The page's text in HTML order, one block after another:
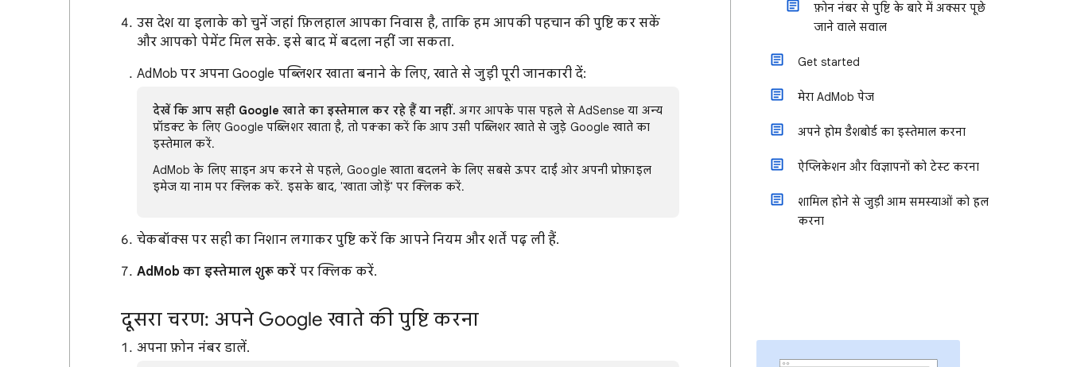
उस देश या इलाके को चुनें जहां फ़िलहाल आपका निवास है, ताकि हम आपकी पहचान की पुष्टि कर सकें
और आपको पेमेंट मिल सके. इसे बाद में बदला नहीं जा सकता.
AdMob पर अपना Google पब्लिशर खाता बनाने के लिए, खाते से जुड़ी पूरी जानकारी दें:
देखें कि आप सही Google खाते का इस्तेमाल कर रहे हैं या नहीं.अगर आपके पास पहले से AdSense या अन्य
प्रॉडक्ट के लिए Google पब्लिशर खाता है, तो पक्का करें कि आप उसी पब्लिशर खाते से जुड़े Google खाते का
इस्तेमाल करें.
AdMob के लिए साइन अप करने से पहले, Google खाता बदलने के लिए सबसे ऊपर दाईं ओर अपनी प्रोफ़ाइल
इमेज या नाम पर क्लिक करें. इसके बाद, 'खाता जोड़ें' पर क्लिक करें.
चेकबॉक्स पर सही का निशान लगाकर पुष्टि करें कि आपने नियम और शर्तें पढ़ ली हैं.
AdMob का इस्तेमाल शुरू करें पर क्लिक करें.
दूसरा चरण: अपने Google खाते की पुष्टि करना
अपना फ़ोन नंबर डालें.
फ़ोन नंबर से पुष्टि के बारे में अक्सर पूछे
जाने वाले सवाल
Get started
मेरा AdMob पेज
अपने होम डैशबोर्ड का इस्तेमाल करना
ऐप्लिकेशन और विज्ञापनों को टेस्ट करना
शामिल होने से जुड़ी आम समस्याओं को हल
करना